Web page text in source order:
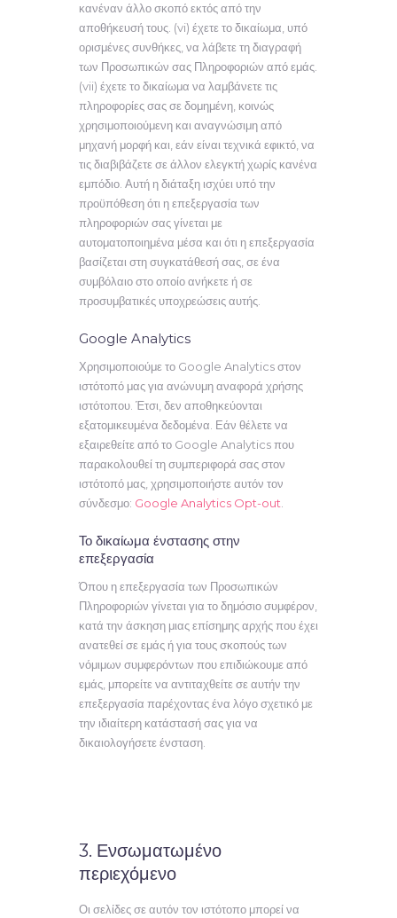
κανέναν άλλο σκοπό εκτός από την
αποθήκευσή τους. (vi) έχετε το δικαίωμα, υπό
ορισμένες συνθήκες, να λάβετε τη διαγραφή
των Προσωπικών σας Πληροφοριών από εμάς.
(vii) έχετε το δικαίωμα να λαμβάνετε τις
πληροφορίες σας σε δομημένη, κοινώς
χρησιμοποιούμενη και αναγνώσιμη από
μηχανή μορφή και, εάν είναι τεχνικά εφικτό, να
τις διαβιβάζετε σε άλλον ελεγκτή χωρίς κανένα
εμπόδιο. Αυτή η διάταξη ισχύει υπό την
προϋπόθεση ότι η επεξεργασία των
πληροφοριών σας γίνεται με
αυτοματοποιημένα μέσα και ότι η επεξεργασία
βασίζεται στη συγκατάθεσή σας, σε ένα
συμβόλαιο στο οποίο ανήκετε ή σε
προσυμβατικές υποχρεώσεις αυτής.
Google Analytics
Χρησιμοποιούμε το Google Analytics στον
ιστότοπό μας για ανώνυμη αναφορά χρήσης
ιστότοπου. Έτσι, δεν αποθηκεύονται
εξατομικευμένα δεδομένα. Εάν θέλετε να
εξαιρεθείτε από το Google Analytics που
παρακολουθεί τη συμπεριφορά σας στον
ιστότοπό μας, χρησιμοποιήστε αυτόν τον
σύνδεσμο: Google Analytics Opt-out
Το δικαίωμα ένστασης στην
επεξεργασία
Όπου η επεξεργασία των Προσωπικών
Πληροφοριών γίνεται για το δημόσιο συμφέρον,
κατά την άσκηση μιας επίσημης αρχής που έχει
ανατεθεί σε εμάς ή για τους σκοπούς των
νόμιμων συμφερόντων που επιδιώκουμε από
εμάς, μπορείτε να αντιταχθείτε σε αυτήν την
επεξεργασία παρέχοντας ένα λόγο σχετικό με
την ιδιαίτερη κατάστασή σας για να
δικαιολογήσετε ένσταση.
3. Ενσωματωμένο
περιεχόμενο
Οι σελίδες σε αυτόν τον ιστότοπο μπορεί να